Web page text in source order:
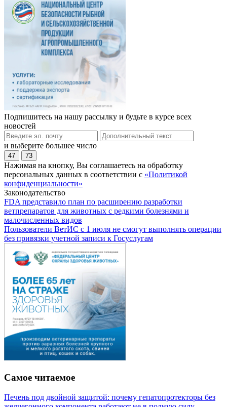
Подпишитесь на нашу рассылку и будьте в курсе всех
новостей
и выберите большее число
47 73
Нажимая на кнопку, Вы соглашаетесь на обработку
персональных данных в соответствии с «Политикой
конфиденциальности»
Законодательство
FDA представило план по расширению разработки
ветпрепаратов для животных с редкими болезнями и
малочисленных видов
Пользователи ВетИС с 1 июля не смогут выполнять операции
без привязки учетной записи к Госуслугам
Самое читаемое
Печень под двойной защитой: почему гепатопротекторы без